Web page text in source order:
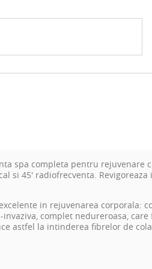
spa completa pentru
si 45' radiofrecventa.
in rejuvenarea
complet nedureroasa,
astfel la intinderea fibrelor de